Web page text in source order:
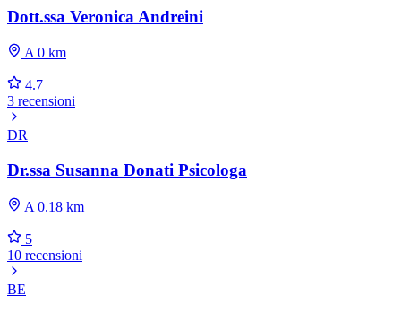
Dott.ssa Veronica Andreini
A 0 km
4.7
3 recensioni
DR
Dr.ssa Susanna Donati Psicologa
A 0.18 km
5
10 recensioni
BE